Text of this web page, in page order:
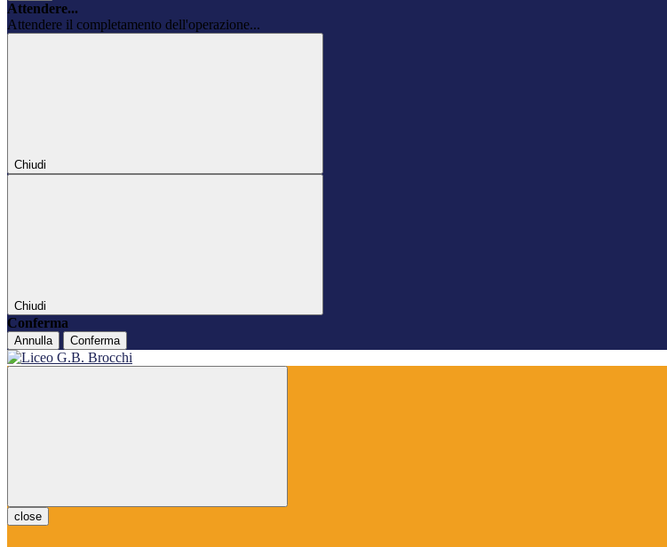
Attendere...
Attendere il completamento dell'operazione...
Chiudi
Chiudi
Conferma
Annulla Conferma
close